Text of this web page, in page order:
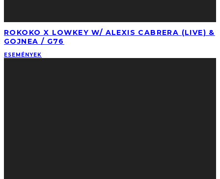
ROKOKO X LOWKEY W/ ALEXIS CABRERA (LIVE) &
GOJNEA / G76
ESEMÉNYEK